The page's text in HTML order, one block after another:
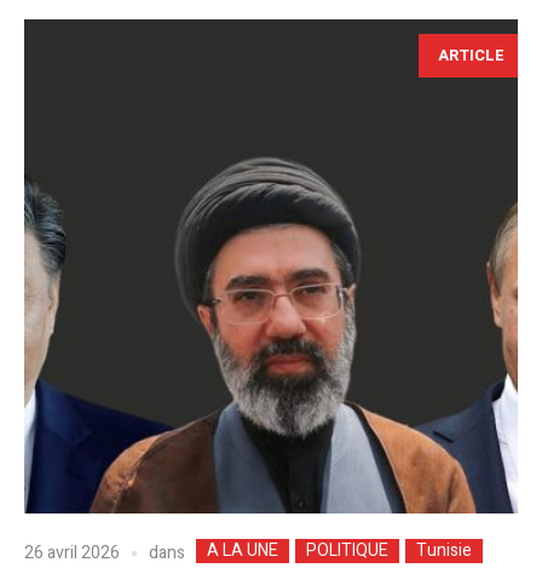
ARTICLE
26 avril 2026 dans A LA UNE POLITIQUE Tunisie